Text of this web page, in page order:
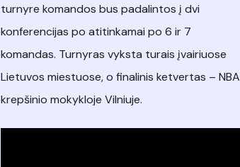
turnyre komandos bus padalintos į dvi
konferencijas po atitinkamai po 6 ir 7
komandas. Turnyras vyksta turais įvairiuose
Lietuvos miestuose, o finalinis ketvertas – NBA
krepšinio mokykloje Vilniuje.